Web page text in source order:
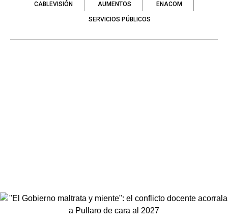
CABLEVISIÓN AUMENTOS ENACOM
SERVICIOS PÚBLICOS